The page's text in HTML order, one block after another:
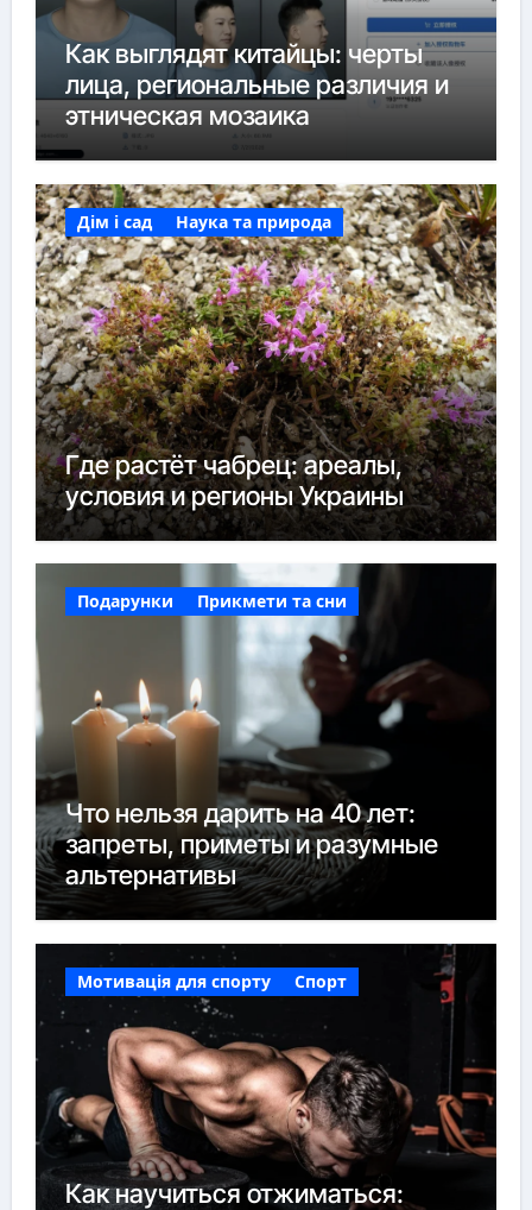
Как выглядят китайцы: черты
лица, региональные различия и
этническая мозаика
Дім і сад Наука та природа
Где растёт чабрец: ареалы,
условия и регионы Украины
Подарунки Прикмети та сни
Что нельзя дарить на 40 лет:
запреты, приметы и разумные
альтернативы
Мотивація для спорту Спорт
Как научиться отжиматься: